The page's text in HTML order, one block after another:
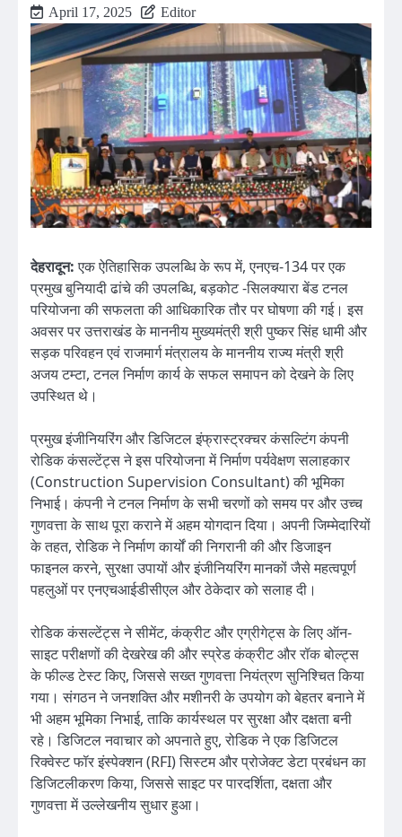
April 17, 2025 Editor
देहरादून:एक ऐतिहासिक उपलब्धि के रूप में, एनएच-134 पर एक
प्रमुख बुनियादी ढांचे की उपलब्धि, बड़कोट -सिलक्यारा बेंड टनल
परियोजना की सफलता की आधिकारिक तौर पर घोषणा की गई। इस
अवसर पर उत्तराखंड के माननीय मुख्यमंत्री श्री पुष्कर सिंह धामी और
सड़क परिवहन एवं राजमार्ग मंत्रालय के माननीय राज्य मंत्री श्री
अजय टम्टा, टनल निर्माण कार्य के सफल समापन को देखने के लिए
उपस्थित थे।
प्रमुख इंजीनियरिंग और डिजिटल इंफ्रास्ट्रक्चर कंसल्टिंग कंपनी
रोडिक कंसल्टेंट्स ने इस परियोजना में निर्माण पर्यवेक्षण सलाहकार
(Construction Supervision Consultant) की भूमिका
निभाई। कंपनी ने टनल निर्माण के सभी चरणों को समय पर और उच्च
गुणवत्ता के साथ पूरा कराने में अहम योगदान दिया। अपनी जिम्मेदारियों
के तहत, रोडिक ने निर्माण कार्यों की निगरानी की और डिजाइन
फाइनल करने, सुरक्षा उपायों और इंजीनियरिंग मानकों जैसे महत्वपूर्ण
पहलुओं पर एनएचआईडीसीएल और ठेकेदार को सलाह दी।
रोडिक कंसल्टेंट्स ने सीमेंट, कंक्रीट और एग्रीगेट्स के लिए ऑन-
साइट परीक्षणों की देखरेख की और स्प्रेड कंक्रीट और रॉक बोल्ट्स
के फील्ड टेस्ट किए, जिससे सख्त गुणवत्ता नियंत्रण सुनिश्चित किया
गया। संगठन ने जनशक्ति और मशीनरी के उपयोग को बेहतर बनाने में
भी अहम भूमिका निभाई, ताकि कार्यस्थल पर सुरक्षा और दक्षता बनी
रहे। डिजिटल नवाचार को अपनाते हुए, रोडिक ने एक डिजिटल
रिक्वेस्ट फॉर इंस्पेक्शन (RFI) सिस्टम और प्रोजेक्ट डेटा प्रबंधन का
डिजिटलीकरण किया, जिससे साइट पर पारदर्शिता, दक्षता और
गुणवत्ता में उल्लेखनीय सुधार हुआ।